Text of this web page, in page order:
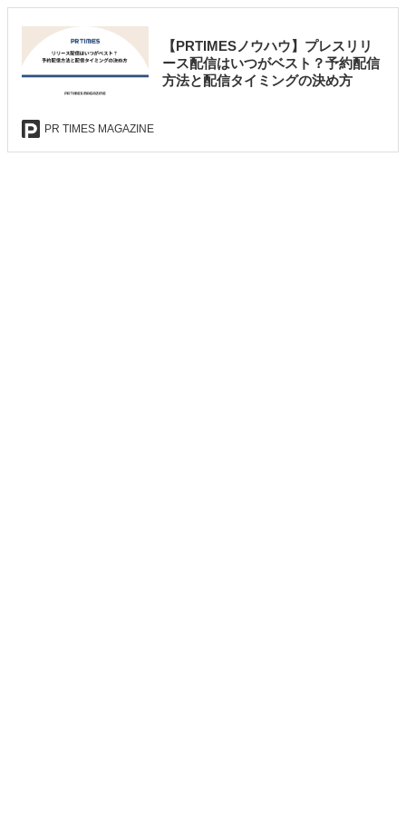
【PRTIMESノウハウ】プレスリリ
ース配信はいつがベスト？予約配信
方法と配信タイミングの決め方
PR TIMES MAGAZINE